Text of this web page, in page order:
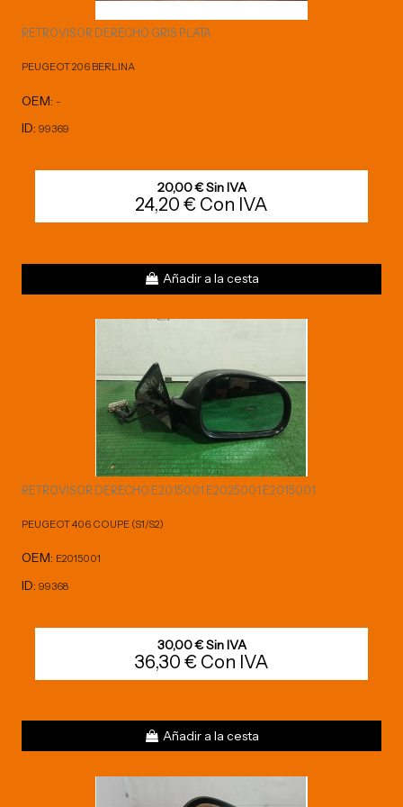
RETROVISOR DERECHO GRIS PLATA
PEUGEOT 206 BERLINA
OEM: -
ID: 99369
20,00 € Sin IVA
24,20 € Con IVA
Añadir a la cesta
RETROVISOR DERECHO E2015001 E2025001 E2015001
PEUGEOT 406 COUPE (S1/S2)
OEM: E2015001
ID: 99368
30,00 € Sin IVA
36,30 € Con IVA
Añadir a la cesta